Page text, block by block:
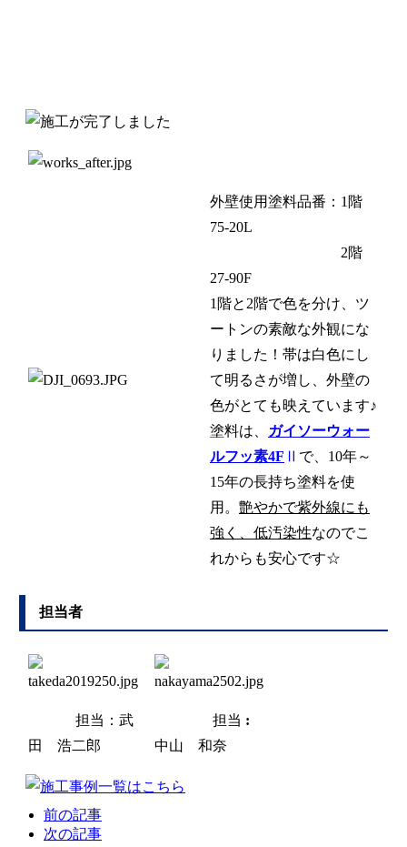
外壁使用塗料品番：1階
75-20L
2階
27-90F
1階と2階で色を分け、ツ
ートンの素敵な外観にな
りました！帯は白色にし
て明るさが増し、外壁の
色がとても映えています♪
塗料は、
ガイソーウォー
ルフッ素4F Ⅱ で、10年～
15年の長持ち塗料を使
用。 艶やかで紫外線にも
強く、低汚染性なのでこ
れからも安心です☆
担当者
担当：武
田 浩二郎
担当 :
中山 和奈
前の記事
次の記事